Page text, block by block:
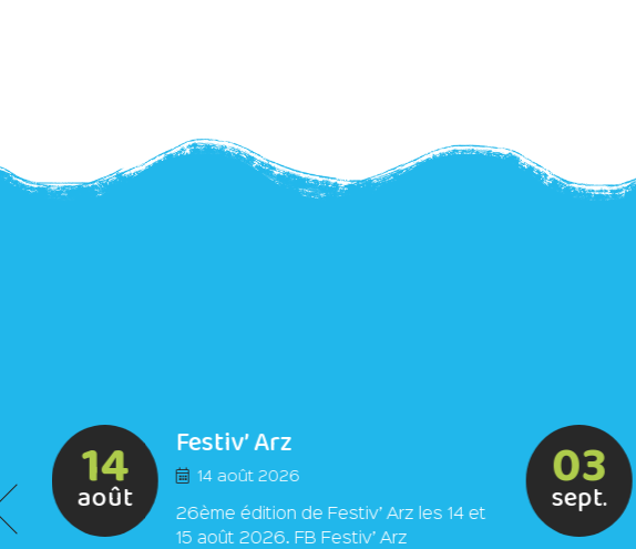
14
août
Festiv’ Arz
14 août 2026
26ème édition de Festiv’ Arz les 14 et
15 août 2026. FB Festiv’ Arz
03
sept.